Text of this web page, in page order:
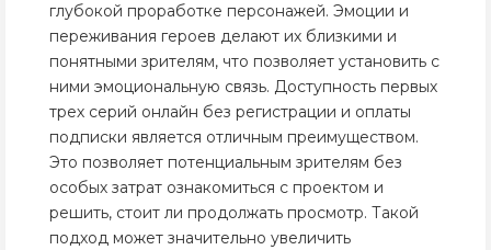
глубокой проработке персонажей. Эмоции и
переживания героев делают их близкими и
понятными зрителям, что позволяет установить с
ними эмоциональную связь. Доступность первых
трех серий онлайн без регистрации и оплаты
подписки является отличным преимуществом.
Это позволяет потенциальным зрителям без
особых затрат ознакомиться с проектом и
решить, стоит ли продолжать просмотр. Такой
подход может значительно увеличить